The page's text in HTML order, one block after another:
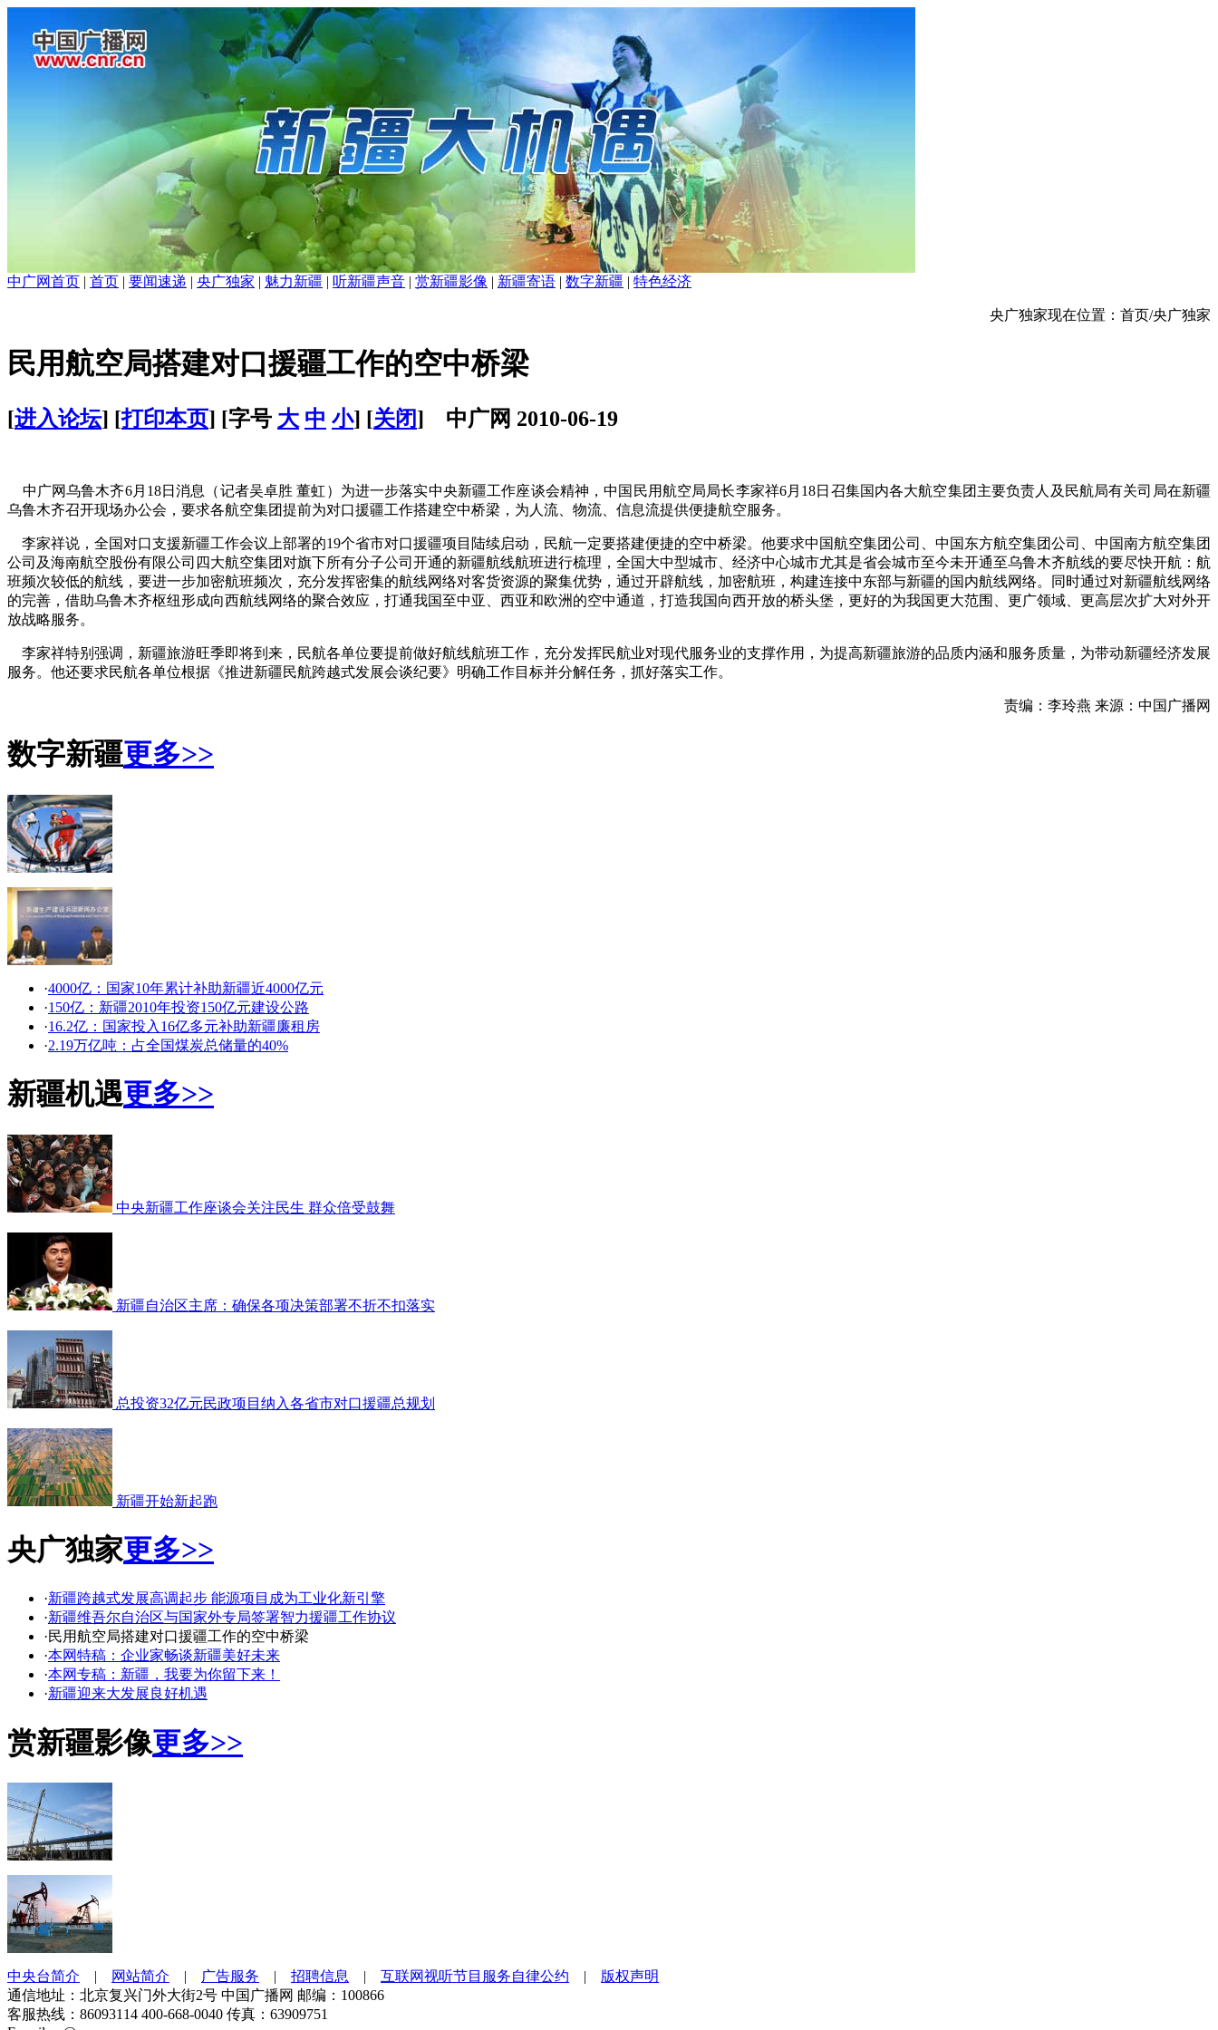
中广网首页 | 首页 | 要闻速递 | 央广独家 | 魅力新疆 | 听新疆声音 | 赏新疆影像 | 新疆寄语 | 数字新疆 | 特色经济
央广独家现在位置：首页/央广独家
民用航空局搭建对口援疆工作的空中桥梁
[进入论坛] [打印本页] [字号 大 中 小] [关闭] 中广网 2010-06-19
中广网乌鲁木齐6月18日消息（记者吴卓胜 董虹）为进一步落实中央新疆工作座谈会精神，中国民用航空局局长李家祥6月18日召集国内各大航空集团主要负责人及民航局有关司局在新疆
乌鲁木齐召开现场办公会，要求各航空集团提前为对口援疆工作搭建空中桥梁，为人流、物流、信息流提供便捷航空服务。
李家祥说，全国对口支援新疆工作会议上部署的19个省市对口援疆项目陆续启动，民航一定要搭建便捷的空中桥梁。他要求中国航空集团公司、中国东方航空集团公司、中国南方航空集团
公司及海南航空股份有限公司四大航空集团对旗下所有分子公司开通的新疆航线航班进行梳理，全国大中型城市、经济中心城市尤其是省会城市至今未开通至乌鲁木齐航线的要尽快开航：航
班频次较低的航线，要进一步加密航班频次，充分发挥密集的航线网络对客货资源的聚集优势，通过开辟航线，加密航班，构建连接中东部与新疆的国内航线网络。同时通过对新疆航线网络
的完善，借助乌鲁木齐枢纽形成向西航线网络的聚合效应，打通我国至中亚、西亚和欧洲的空中通道，打造我国向西开放的桥头堡，更好的为我国更大范围、更广领域、更高层次扩大对外开
放战略服务。
李家祥特别强调，新疆旅游旺季即将到来，民航各单位要提前做好航线航班工作，充分发挥民航业对现代服务业的支撑作用，为提高新疆旅游的品质内涵和服务质量，为带动新疆经济发展
服务。他还要求民航各单位根据《推进新疆民航跨越式发展会谈纪要》明确工作目标并分解任务，抓好落实工作。
责编：李玲燕 来源：中国广播网
数字新疆更多>>
·4000亿：国家10年累计补助新疆近4000亿元
·150亿：新疆2010年投资150亿元建设公路
·16.2亿：国家投入16亿多元补助新疆廉租房
·2.19万亿吨：占全国煤炭总储量的40%
新疆机遇更多>>
中央新疆工作座谈会关注民生 群众倍受鼓舞
新疆自治区主席：确保各项决策部署不折不扣落实
总投资32亿元民政项目纳入各省市对口援疆总规划
新疆开始新起跑
央广独家更多>>
·新疆跨越式发展高调起步 能源项目成为工业化新引擎
·新疆维吾尔自治区与国家外专局签署智力援疆工作协议
·民用航空局搭建对口援疆工作的空中桥梁
·本网特稿：企业家畅谈新疆美好未来
·本网专稿：新疆，我要为你留下来！
·新疆迎来大发展良好机遇
赏新疆影像更多>>
中央台简介 | 网站简介 | 广告服务 | 招聘信息 | 互联网视听节目服务自律公约 | 版权声明
通信地址：北京复兴门外大街2号 中国广播网 邮编：100866
客服热线：86093114 400-668-0040 传真：63909751